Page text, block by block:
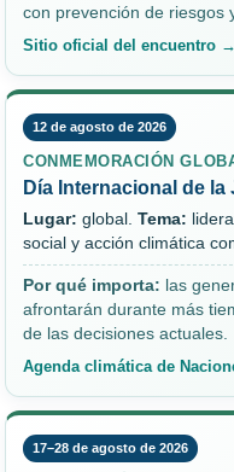
con prevención de riesgos
Sitio oficial del encuentro →
12 de agosto de 2026
CONMEMORACIÓN
Día Internacional de la
Lugar: global. Tema:
social y acción climática
Por qué importa: las
afrontarán durante más
de las decisiones actuales.
Agenda climática de
17–28 de agosto de 2026